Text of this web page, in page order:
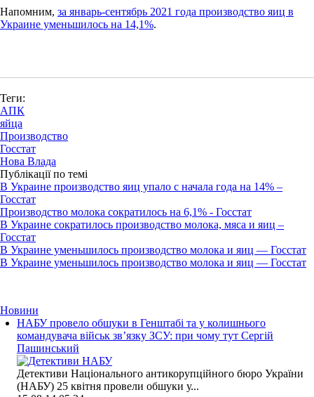
Напомним, за январь-сентябрь 2021 года производство яиц в
Украине уменьшилось на 14,1%.
Теги:
АПК
яйца
Производство
Госстат
Нова Влада
Публікації по темі
В Украине производство яиц упало с начала года на 14% –
Госстат
Производство молока сократилось на 6,1% - Госстат
В Украине сократилось производство молока, мяса и яиц –
Госстат
В Украине уменьшилось производство молока и яиц — Госстат
В Украине уменьшилось производство молока и яиц — Госстат
Новини
НАБУ провело обшуки в Генштабі та у колишнього
командувача військ зв’язку ЗСУ: при чому тут Сергій
Пашинський
Детективи Національного антикорупційного бюро України
(НАБУ) 25 квітня провели обшуки у...